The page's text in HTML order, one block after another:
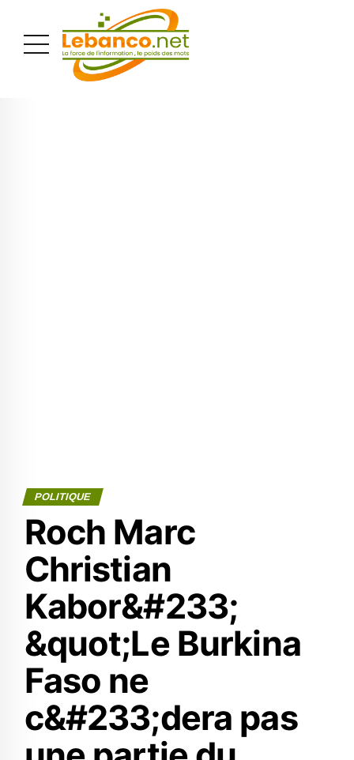
POLITIQUE
Roch Marc
Christian
Kabor&#233;
&quot;Le Burkina
Faso ne
c&#233;dera pas